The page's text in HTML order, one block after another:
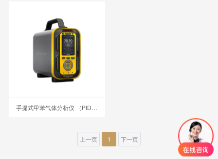
手提式甲苯气体分析仪 （PID）PTM600-C7H8
上一页 1 下一页